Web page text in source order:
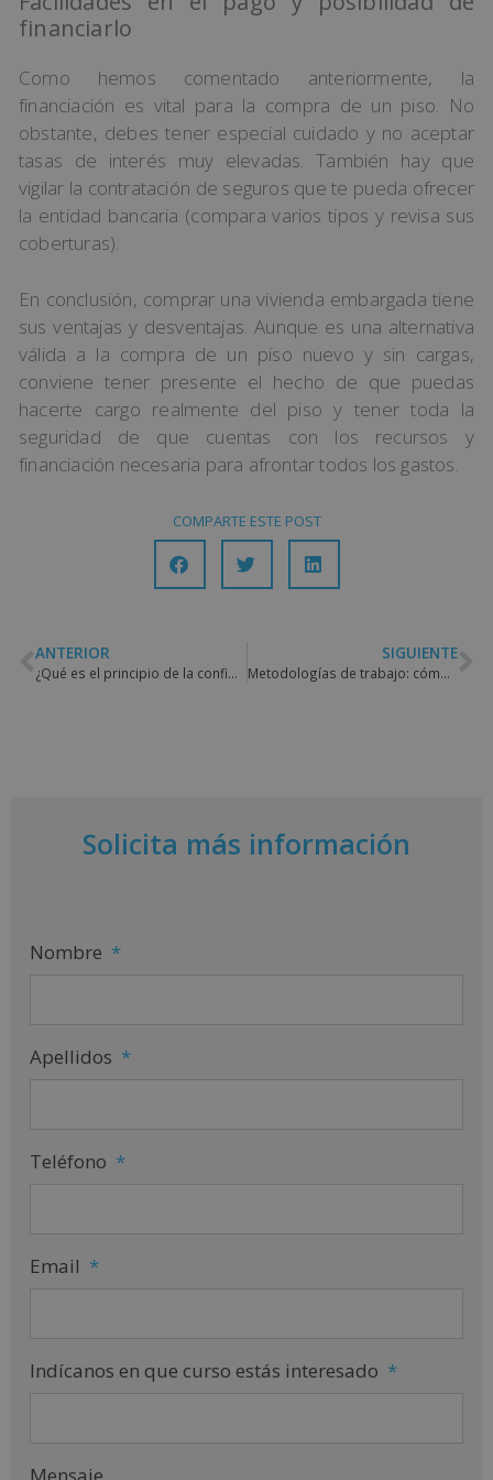
financiarlo
Como hemos comentado anteriormente, la
financiación es vital para la compra de un piso. No
obstante, debes tener especial cuidado y no aceptar
tasas de interés muy elevadas. También hay que
vigilar la contratación de seguros que te pueda ofrecer
la entidad bancaria (compara varios tipos y revisa sus
coberturas).
En conclusión, comprar una vivienda embargada tiene
sus ventajas y desventajas. Aunque es una alternativa
válida a la compra de un piso nuevo y sin cargas,
conviene tener presente el hecho de que puedas
hacerte cargo realmente del piso y tener toda la
seguridad de que cuentas con los recursos y
financiación necesaria para afrontar todos los gastos.
COMPARTE ESTE POST
ANTERIOR
¿Qué es el principio de la confidencialidad?
SIGUIENTE
Metodologías de trabajo: cómo facilitar la realización del buen trabajo
Solicita más información
Nombre *
Apellidos *
Teléfono *
Email *
Indícanos en que curso estás interesado *
Mensaje